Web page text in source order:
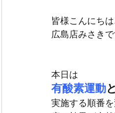
皆様こんにち
広島店みさき
本日は
有酸素運動と
実施する順番